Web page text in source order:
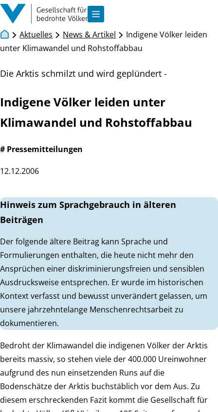
Zum Inhalt springen
Navigation anzeigen
Aktuelles
News & Artikel
Indigene Völker leiden
unter Klimawandel und Rohstoffabbau
Die Arktis schmilzt und wird geplündert -
Indigene Völker leiden unter
Klimawandel und Rohstoffabbau
# Pressemitteilungen
12.12.2006
Hinweis zum Sprachgebrauch in älteren
Beiträgen
Der folgende ältere Beitrag kann Sprache und
Formulierungen enthalten, die heute nicht mehr den
Ansprüchen einer diskriminierungsfreien und sensiblen
Ausdrucksweise entsprechen. Er wurde im historischen
Kontext verfasst und bewusst unverändert gelassen, um
unsere jahrzehntelange Menschenrechtsarbeit zu
dokumentieren.
Bedroht der Klimawandel die indigenen Völker der Arktis
bereits massiv, so stehen viele der 400.000 Ureinwohner
aufgrund des nun einsetzenden Runs auf die
Bodenschätze der Arktis buchstäblich vor dem Aus. Zu
diesem erschreckenden Fazit kommt die Gesellschaft für